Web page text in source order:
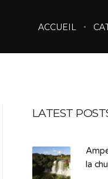
ACCUEIL
LATEST
la